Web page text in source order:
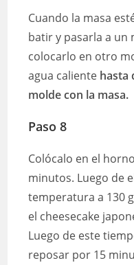
Cuando la masa
batir y pasarla a un
colocarlo en otro
agua caliente hasta
molde con la masa.
Paso 8
Colócalo en el
minutos. Luego de
temperatura a 130
el cheesecake
Luego de este
reposar por 15